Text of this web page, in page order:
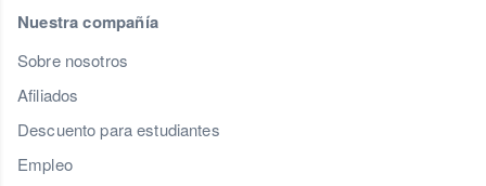
Nuestra compañía
Sobre nosotros
Afiliados
Descuento para estudiantes
Empleo